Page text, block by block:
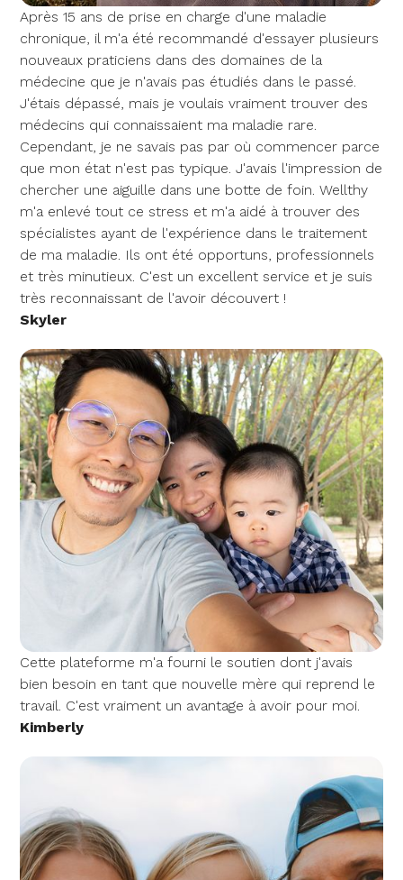
Après 15 ans de prise en charge d'une maladie
chronique, il m'a été recommandé d'essayer plusieurs
nouveaux praticiens dans des domaines de la
médecine que je n'avais pas étudiés dans le passé.
J'étais dépassé, mais je voulais vraiment trouver des
médecins qui connaissaient ma maladie rare.
Cependant, je ne savais pas par où commencer parce
que mon état n'est pas typique. J'avais l'impression de
chercher une aiguille dans une botte de foin. Wellthy
m'a enlevé tout ce stress et m'a aidé à trouver des
spécialistes ayant de l'expérience dans le traitement
de ma maladie. Ils ont été opportuns, professionnels
et très minutieux. C'est un excellent service et je suis
très reconnaissant de l'avoir découvert !
Skyler
Cette plateforme m'a fourni le soutien dont j'avais
bien besoin en tant que nouvelle mère qui reprend le
travail. C'est vraiment un avantage à avoir pour moi.
Kimberly